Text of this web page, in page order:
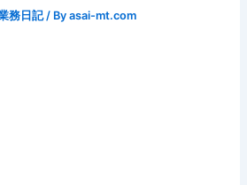
務日記/ Byasai-mt.com